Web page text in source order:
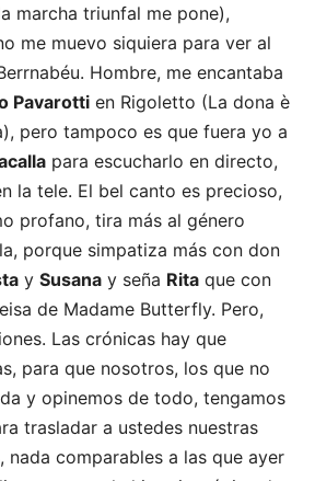
marcha triunfal me pone),
me muevo siquiera para ver al
Hombre, me encantaba
Pavarotti en Rigoletto (La dona è
pero tampoco es que fuera yo a
para escucharlo en directo,
la tele. El bel canto es precioso,
profano, tira más al género
porque simpatiza más con don
y Susana y seña Rita que con
de Madame Butterfly. Pero,
Las crónicas hay que
para que nosotros, los que no
y opinemos de todo, tengamos
trasladar a ustedes nuestras
nada comparables a las que ayer